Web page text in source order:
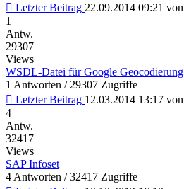
Letzter Beitrag 22.09.2014 09:21 von
1
Antw.
29307
Views
WSDL-Datei für Google Geocodierung
1 Antworten / 29307 Zugriffe
Letzter Beitrag 12.03.2014 13:17 von
4
Antw.
32417
Views
SAP Infoset
4 Antworten / 32417 Zugriffe